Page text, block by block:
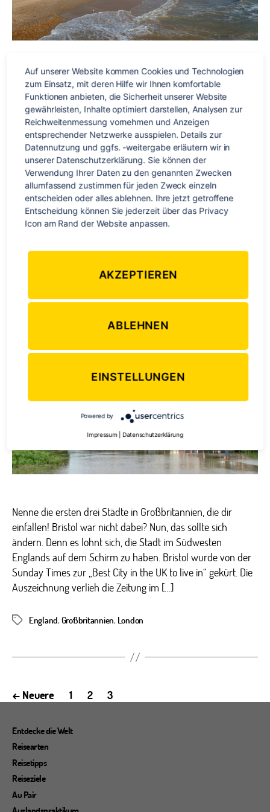
Für uns als Reiseveranstalter ist es immer wichtig zu wissen,
was unsere Teilnehmer vor Ort in unseren verschiedenen
Programmen erwartet: Egal, ob sie eine Sprachreise oder
Work & Travel mit uns machen. Deswegen besuchen wir
regelmäßig unsere Partner im Ausland und schauen uns
vor Ort alles ganz genau an. Sandra arbeitet seit 3,5 Jahren
im […]
Schlagwörter
England,Englisch,Großbritannien,Sprachreise ,Sprachschule
„Best City in the UK to live
in“
Beitragsautor
VonKerstin Hedwig Veröffentlichungsdatum
25. März 2014 1 Kommentarzu
the
in“
Nenne die ersten drei Städte in Großbritannien, die dir
einfallen! Bristol war nicht dabei? Nun, das sollte sich
ändern. Denn es lohnt sich, die Stadt im Südwesten
Englands auf dem Schirm zu haben. Bristol wurde von der
Sunday Times zur „Best City in the UK to live in“ gekürt. Die
Auszeichnung verlieh die Zeitung im […]
Schlagwörter
England, Großbritannien, London
Seitennummerierung
Beiträge
← Neuere 1 2 3
Entdecke die Welt
Reisearten
Reisetipps
Reiseziele
Au Pair
Auf unserer Website kommen Cookies und Technologien
zum Einsatz, mit deren Hilfe wir Ihnen komfortable
Funktionen anbieten, die Sicherheit unserer Website
gewährleisten, Inhalte optimiert darstellen, Analysen zur
Reichweitenmessung vornehmen und Anzeigen
entsprechender Netzwerke ausspielen. Details zur
Datennutzung und ggfs. -weitergabe erläutern wir in
unserer Datenschutzerklärung. Sie können der
Verwendung Ihrer Daten zu den genannten Zwecken
allumfassend zustimmen für jeden Zweck einzeln
entscheiden oder alles ablehnen. Ihre jetzt getroffene
Entscheidung können Sie jederzeit über das Privacy
Icon am Rand der Website anpassen.
AKZEPTIEREN
ABLEHNEN
EINSTELLUNGEN
Powered by
Impressum Datenschutzerklärung